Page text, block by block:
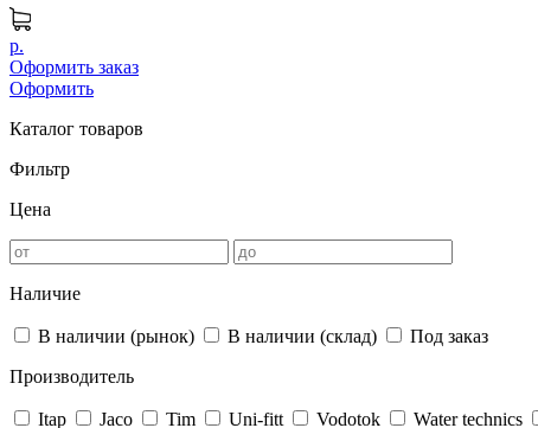
р.
Оформить заказ
Оформить
Каталог товаров
Фильтр
Цена
Наличие
В наличии (рынок) В наличии (склад)
Под заказ
Производитель
Itap Jaco Tim Uni-fitt Vodotok Water technics